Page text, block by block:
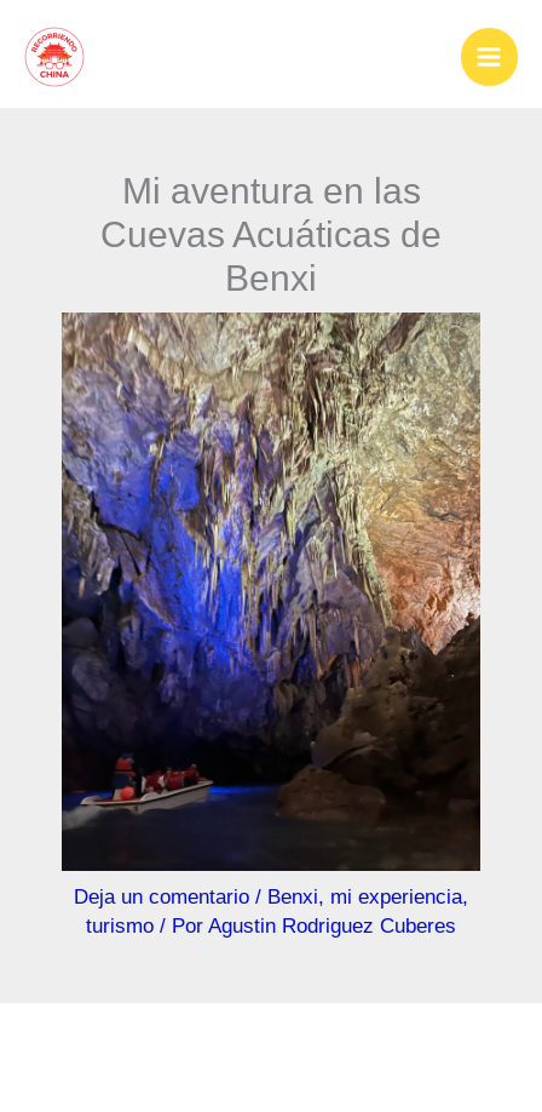
contenido
Mi aventura en las
Cuevas Acuáticas de
Benxi
Deja un comentario / Benxi, mi experiencia,
turismo / Por Agustin Rodriguez Cuberes